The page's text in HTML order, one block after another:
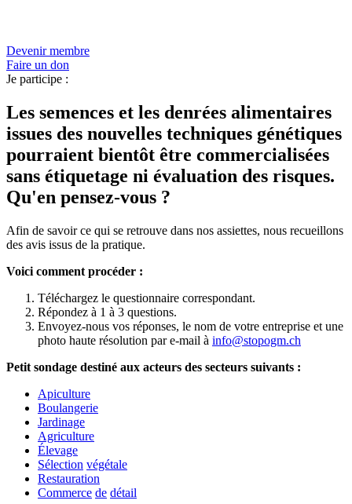
Devenir membre
Faire un don
Je participe :
Les semences et les denrées alimentaires
issues des nouvelles techniques génétiques
pourraient bientôt être commercialisées
sans étiquetage ni évaluation des risques.
Qu'en pensez-vous ?
Afin de savoir ce qui se retrouve dans nos assiettes, nous recueillons
des avis issus de la pratique.
Voici comment procéder :
Téléchargez le questionnaire correspondant.
Répondez à 1 à 3 questions.
Envoyez-nous vos réponses, le nom de votre entreprise et une
photo haute résolution par e-mail à info@stopogm.ch
Petit sondage destiné aux acteurs des secteurs suivants :
Apiculture
Boulangerie
Jardinage
Agriculture
Élevage
Sélection végétale
Restauration
Commerce de détail